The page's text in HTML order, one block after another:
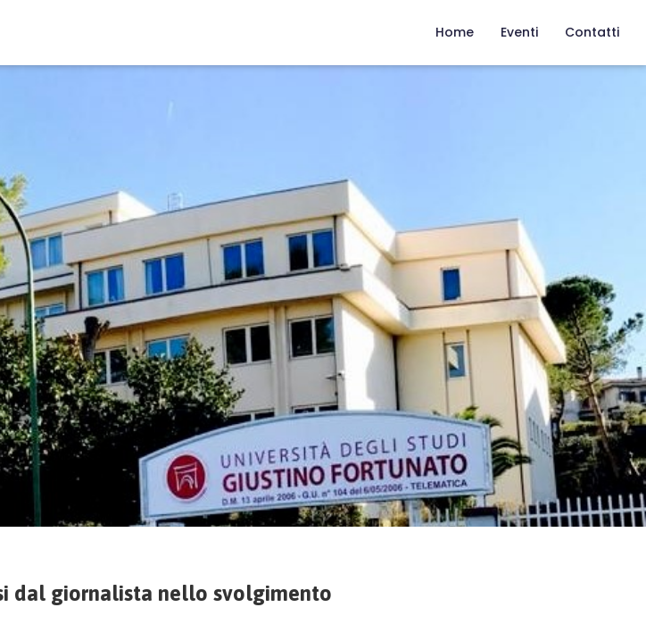
Home Eventi Contatti
dal giornalista nello svolgimento